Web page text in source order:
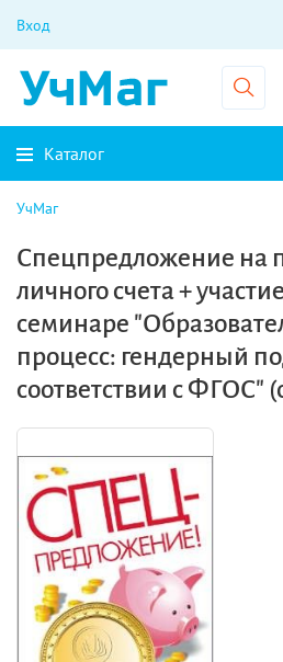
Вход
Каталог
УчМаг
Спецпредложение на
личного счета +
семинаре
процесс: гендерный
соответствии с ФГОС"